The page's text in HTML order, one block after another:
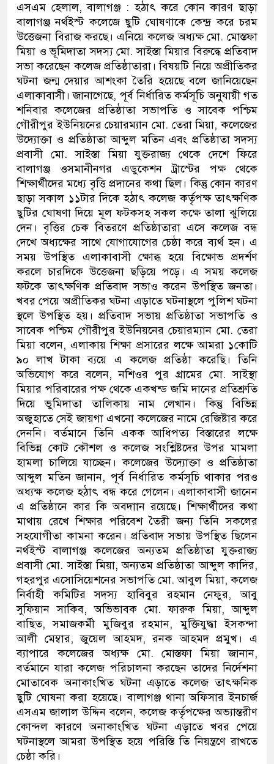
এসএম হেলাল, বালাগঞ্জ : হঠাৎ করে কোন কারণ ছাড়া
বালাগঞ্জ নর্থইস্ট কলেজে ছুটি ঘোষণাকে কেন্দ্র করে চরম
উত্তেজনা বিরাজ করছে। এনিয়ে কলেজ অধ্যক্ষ মো. মোস্তফা
মিয়া ও ভূমিদাতা সদস্য মো. সাইস্তা মিয়ার বিরুদ্ধে প্রতিবাদ
সভা করেছেন কলেজ প্রতিষ্ঠাতারা। বিষয়টি নিয়ে অপ্রীতিকর
ঘটনা জন্ম দেয়ার আশংকা তৈরি হয়েছে বলে জানিয়েছেন
এলাকাবাসী। জানাগেছে, পূর্ব নির্ধারিত কর্মসূচি অনুযায়ী গত
শনিবার কলেজের প্রতিষ্ঠাতা সভাপতি ও সাবেক পশ্চিম
গৌরীপুর ইউনিয়নের চেয়ারম্যান মো. তেরা মিয়া, কলেজের
উদ্যোক্তা ও প্রতিষ্ঠাতা আব্দুল মতিন এবং প্রতিষ্ঠাতা সদস্য
প্রবাসী মো. সাইস্তা মিয়া যুক্তরাজ্য থেকে দেশে ফিরে
বালাগঞ্জ ওসমানীনগর এডুকেশন ট্রাস্টের পক্ষ থেকে
শিক্ষার্থীদের মধ্যে বৃত্তি প্রদানের কথা ছিল। কিন্তু কোন কারণ
ছাড়া সকাল ১১টার দিকে হঠাৎ কলেজ কর্তৃপক্ষ তাৎক্ষণিক
ছুটির ঘোষণা দিয়ে মূল ফটকসহ সকল কক্ষে তালা ঝুলিয়ে
দেন। বৃত্তির চেক বিতরণে প্রতিষ্ঠাতারা এসে কলেজ বন্ধ
দেখে অধ্যক্ষের সাথে যোগাযোগের চেষ্ঠা করে ব্যর্থ হন। এ
সময় উপস্থিত এলাকাবাসী ক্ষোব্ধ হয়ে বিক্ষোভ প্রদর্শণ
করলে চারদিকে উত্তেজনা ছড়িয়ে পড়ে। এ সময় কলেজ
ফটকে তাৎক্ষণিক প্রতিবাদ সভাও করেন উপস্থিত জনতা।
খবর পেয়ে অপ্রীতিকর ঘটনা এড়াতে ঘটনাস্থলে পুলিশ ঘটনা
স্থলে উপস্থিত হয়। প্রতিবাদ সভায় প্রতিষ্ঠাতা সভাপতি ও
সাবেক পশ্চিম গৌরীপুর ইউনিয়নের চেয়ারম্যান মো. তেরা
মিয়া বলেন, এলাকায় শিক্ষা প্রসারের লক্ষে আমরা ১কোটি
৯০ লাখ টাকা ব্যয়ে এ কলেজ প্রতিষ্ঠা করেছি। তিনি
অভিযোগ করে বলেন, নশিওর পুর গ্রামের মো. সাইস্থা
মিয়ার পরিবারের পক্ষ থেকে একখন্ড জমি দানের প্রতিশ্রুতি
দিয়ে ভুমিদাতা তালিকায় নাম লেখান। কিন্তু বিভিন্ন
অজুহাতে সেই জায়গা এখনো কলেজের নামে রেজিষ্টার করে
দেননি। বর্তমানে তিনি একক আধিপত্য বিস্তারের লক্ষে
বিভিন্ন কোট কৌশল ও কলেজ সংশ্লিষ্টদের উপর মামলা
হামলা চালিয়ে যাচ্ছেন। কলেজের উদ্যোক্তা ও প্রতিষ্ঠাতা
আব্দুল মতিন জানান, পূর্ব নির্ধারিত কর্মসূচি থাকার পরও
অধ্যক্ষ কলেজ হঠাৎ বন্ধ করে গেলেন। এলাকাবাসী জানেন
এ প্রতিষ্ঠানে কার কি অবদাান রয়েছে। শিক্ষার্থীদের কথা
মাথায় রেখে শিক্ষার পরিবেশ তৈরী জন্য তিনি সকলের
সহযোগীতা কামনা করেন। প্রতিবাদ সভায় উপস্থিত ছিলেন
নর্থইস্ট বালাগঞ্জ কলেজের অন্যতম প্রতিষ্ঠাতা যুক্তরাজ্য
প্রবাসী মো. সাইস্তা মিয়া, অন্যতম প্রতিষ্ঠাতা আব্দুল কাদির,
গহরপুর এসোসিয়েশনের সভাপতি মো. আবুল মিয়া, কলেজ
নির্বাহী কমিটির সদস্য হাবিবুর রহমান নেফুর, আবু
সুফিয়ান সাকিব, অভিভাবক মো. ফারুক মিয়া, আব্দুল
বাছিত, সমাজকর্মী মুজিবুর রহমান, মুক্তিযুদ্ধা ইসকন্দা
আলী মেম্বার, জুয়েল আহমদ, রনক আহমদ প্রমুখ। এ
ব্যাপারে কলেজের অধ্যক্ষ মো. মোস্তফা মিয়া জানান,
বর্তমানে যারা কলেজ পরিচালনা করছেন তাদের নির্দেশনা
মোতাবেক অনাকাংখিত ঘটনা এড়াতে কলেজ তাৎক্ষনিক
ছুটি ঘোষনা করা হয়েছে। বালাগঞ্জ থানা অফিসার ইনচার্জ
এসএম জালাল উদ্দিন বলেন, কলেজ কর্তৃপক্ষের অভ্যান্তরীণ
কোন্দল কারণে অনাকাংখিত ঘটনা এড়াতে খবর পেয়ে
ঘটনাস্থলে আমরা উপস্থিত হয়ে পরিস্তি তি নিয়ন্ত্রণে রাখতে
চেষ্ঠা করি।